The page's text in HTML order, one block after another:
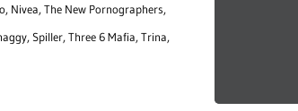
Nivea, The New Pornographers,
Spiller, Three 6 Mafia, Trina,